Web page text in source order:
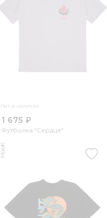
Нет в наличии
1 675 ₽
Футболка "Сердце"
HooK